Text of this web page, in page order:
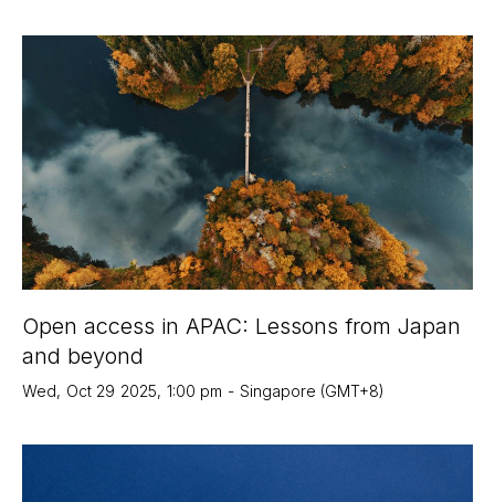
Open access in APAC: Lessons from Japan
and beyond
Wed, Oct 29 2025, 1:00 pm - Singapore (GMT+8)